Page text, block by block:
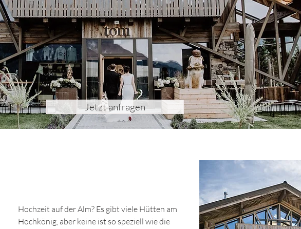
Jetzt anfragen
Hochzeit auf der Alm? Es gibt viele Hütten am
Hochkönig, aber keine ist so speziell wie die